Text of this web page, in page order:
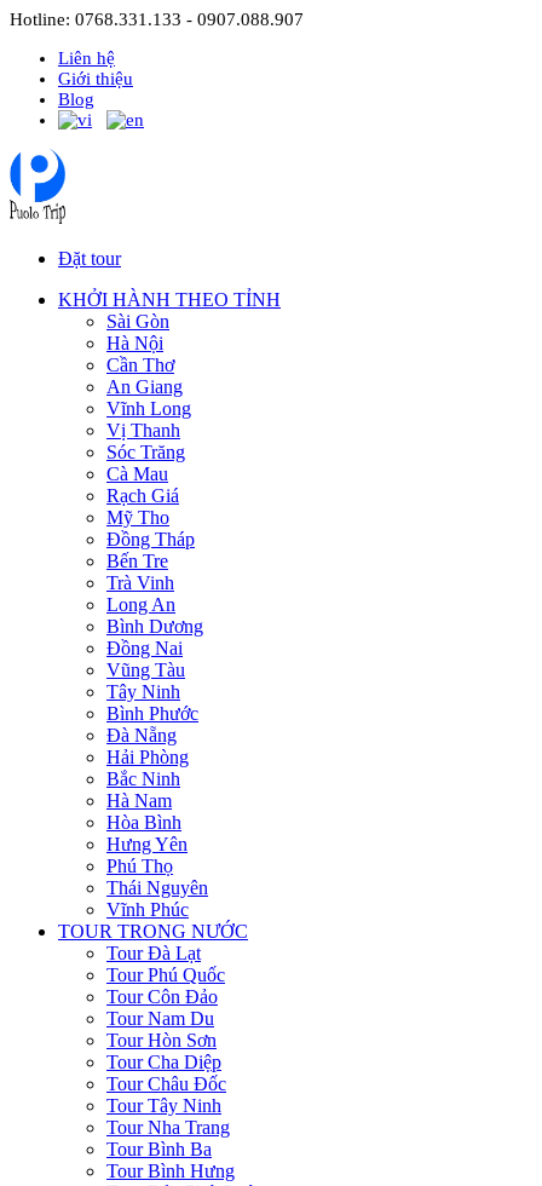
Hotline: 0768.331.133 - 0907.088.907
Liên hệ
Giới thiệu
Blog
Đặt tour
KHỞI HÀNH THEO TỈNH
Sài Gòn
Hà Nội
Cần Thơ
An Giang
Vĩnh Long
Vị Thanh
Sóc Trăng
Cà Mau
Rạch Giá
Mỹ Tho
Đồng Tháp
Bến Tre
Trà Vinh
Long An
Bình Dương
Đồng Nai
Vũng Tàu
Tây Ninh
Bình Phước
Đà Nẵng
Hải Phòng
Bắc Ninh
Hà Nam
Hòa Bình
Hưng Yên
Phú Thọ
Thái Nguyên
Vĩnh Phúc
TOUR TRONG NƯỚC
Tour Đà Lạt
Tour Phú Quốc
Tour Côn Đảo
Tour Nam Du
Tour Hòn Sơn
Tour Cha Diệp
Tour Châu Đốc
Tour Tây Ninh
Tour Nha Trang
Tour Bình Ba
Tour Bình Hưng